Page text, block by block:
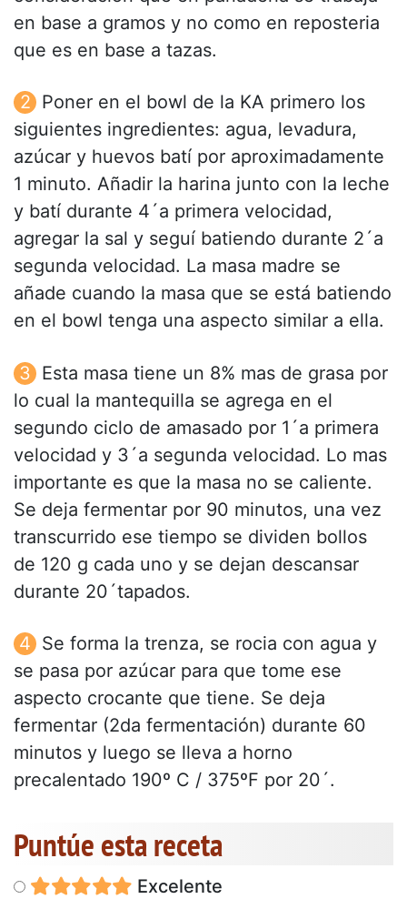
en base a gramos y no como en reposteria
que es en base a tazas.
Poner en el bowl de la KA primero los
siguientes ingredientes: agua, levadura,
azúcar y huevos batí por aproximadamente
1 minuto. Añadir la harina junto con la leche
y batí durante 4´a primera velocidad,
agregar la sal y seguí batiendo durante 2´a
segunda velocidad. La masa madre se
añade cuando la masa que se está batiendo
en el bowl tenga una aspecto similar a ella.
Esta masa tiene un 8% mas de grasa por
lo cual la mantequilla se agrega en el
segundo ciclo de amasado por 1´a primera
velocidad y 3´a segunda velocidad. Lo mas
importante es que la masa no se caliente.
Se deja fermentar por 90 minutos, una vez
transcurrido ese tiempo se dividen bollos
de 120 g cada uno y se dejan descansar
durante 20´tapados.
Se forma la trenza, se rocia con agua y
se pasa por azúcar para que tome ese
aspecto crocante que tiene. Se deja
fermentar (2da fermentación) durante 60
minutos y luego se lleva a horno
precalentado 190º C / 375ºF por 20´.
Puntúe esta receta
Excelente